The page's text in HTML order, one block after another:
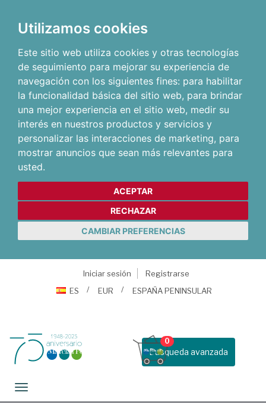
Utilizamos cookies
Este sitio web utiliza cookies y otras tecnologías
de seguimiento para mejorar su experiencia de
navegación con los siguientes fines: para habilitar
la funcionalidad básica del sitio web, para brindar
una mejor experiencia en el sitio web, medir su
interés en nuestros productos y servicios y
personalizar las interacciones de marketing, para
mostrar anuncios que sean más relevantes para
usted.
ACEPTAR
RECHAZAR
CAMBIAR PREFERENCIAS
Iniciar sesión
Registrarse
ES
EUR ESPAÑA PENINSULAR
Busqueda avanzada
0
Toggle navigation